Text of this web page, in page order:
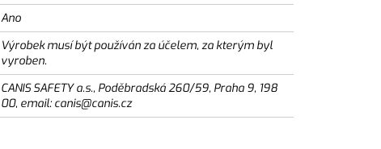
Ano
Výrobek musí být používán za účelem, za kterým byl
vyroben.
CANIS SAFETY a.s., Poděbradská 260/59, Praha 9, 198
00, email: canis@canis.cz